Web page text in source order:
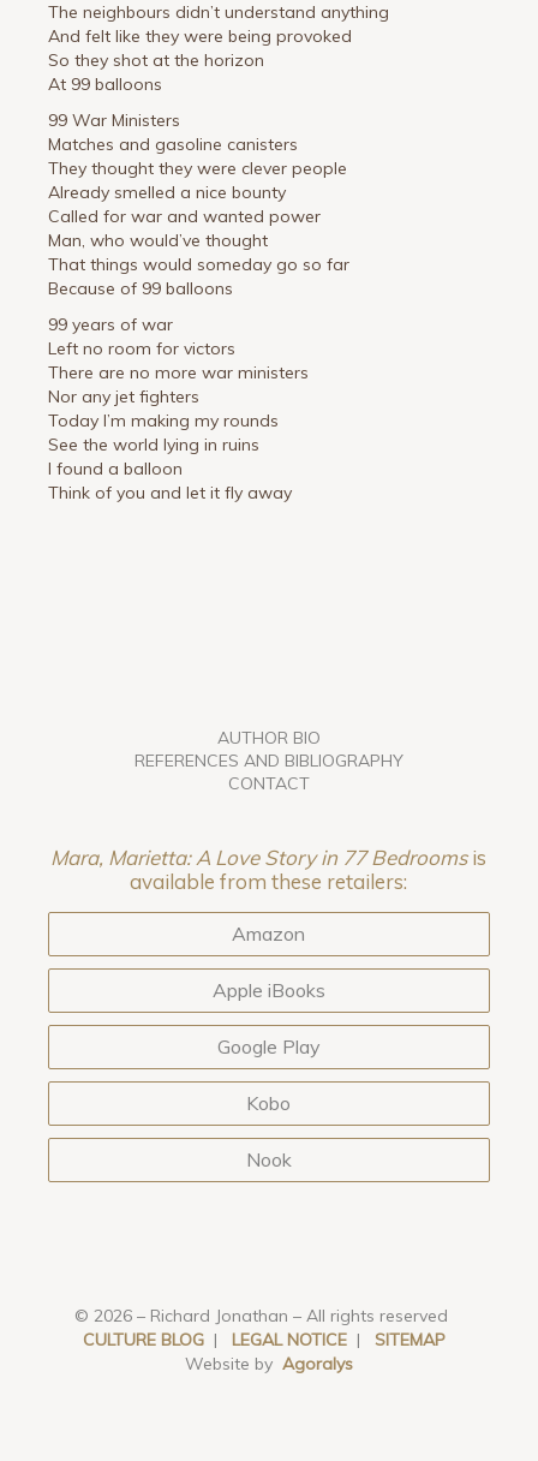
The neighbours didn’t understand anything
And felt like they were being provoked
So they shot at the horizon
At 99 balloons
99 War Ministers
Matches and gasoline canisters
They thought they were clever people
Already smelled a nice bounty
Called for war and wanted power
Man, who would’ve thought
That things would someday go so far
Because of 99 balloons
99 years of war
Left no room for victors
There are no more war ministers
Nor any jet fighters
Today I’m making my rounds
See the world lying in ruins
I found a balloon
Think of you and let it fly away
AUTHOR BIO
REFERENCES AND BIBLIOGRAPHY
CONTACT
Mara, Marietta: A Love Story in 77 Bedroomsis
available from these retailers:
Amazon
Apple iBooks
Google Play
Kobo
Nook
© 2026 – Richard Jonathan – All rights reserved
CULTURE BLOG| LEGAL NOTICE| SITEMAP
Website by Agoralys